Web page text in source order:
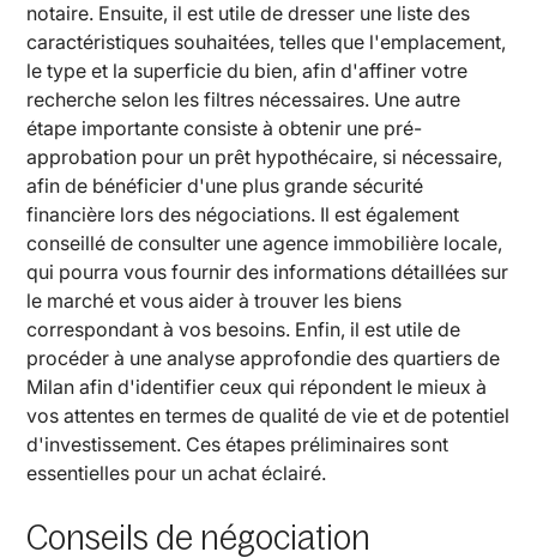
notaire. Ensuite, il est utile de dresser une liste des
caractéristiques souhaitées, telles que l'emplacement,
le type et la superficie du bien, afin d'affiner votre
recherche selon les filtres nécessaires. Une autre
étape importante consiste à obtenir une pré-
approbation pour un prêt hypothécaire, si nécessaire,
afin de bénéficier d'une plus grande sécurité
financière lors des négociations. Il est également
conseillé de consulter une agence immobilière locale,
qui pourra vous fournir des informations détaillées sur
le marché et vous aider à trouver les biens
correspondant à vos besoins. Enfin, il est utile de
procéder à une analyse approfondie des quartiers de
Milan afin d'identifier ceux qui répondent le mieux à
vos attentes en termes de qualité de vie et de potentiel
d'investissement. Ces étapes préliminaires sont
essentielles pour un achat éclairé.
Conseils de négociation